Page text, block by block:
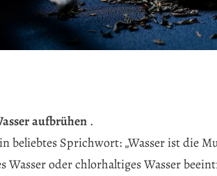
aufbrühen.
beliebtes Sprichwort: „Wasser ist die
Wasser oder chlorhaltiges Wasser